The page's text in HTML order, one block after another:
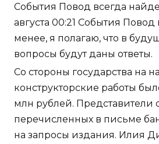
События Повод всегда
августа 00:21 События Повод
менее, я полагаю, что в
вопросы будут даны ответы.
Со стороны государства на
конструкторские работы
млн рублей. Представители
перечисленных в письме
на запросы издания. Илия